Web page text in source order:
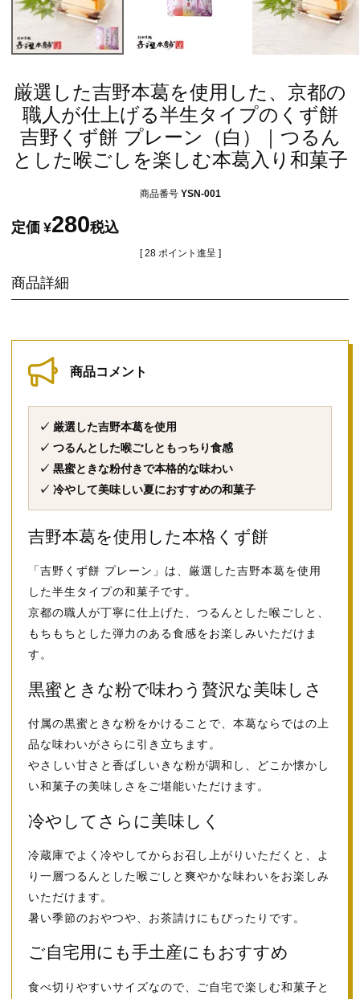
厳選した吉野本葛を使用した、京都の
職人が仕上げる半生タイプのくず餅
吉野くず餅 プレーン（白）｜つるん
とした喉ごしを楽しむ本葛入り和菓子
商品番号 YSN-001
定価 ¥280税込
[ 28 ポイント進呈 ]
商品詳細
商品コメント
✓ 厳選した吉野本葛を使用
✓ つるんとした喉ごしともっちり食感
✓ 黒蜜ときな粉付きで本格的な味わい
✓ 冷やして美味しい夏におすすめの和菓子
吉野本葛を使用した本格くず餅
「吉野くず餅 プレーン」は、厳選した吉野本葛を使用
した半生タイプの和菓子です。
京都の職人が丁寧に仕上げた、つるんとした喉ごしと、
もちもちとした弾力のある食感をお楽しみいただけま
す。
黒蜜ときな粉で味わう贅沢な美味しさ
付属の黒蜜ときな粉をかけることで、本葛ならではの上
品な味わいがさらに引き立ちます。
やさしい甘さと香ばしいきな粉が調和し、どこか懐かし
い和菓子の美味しさをご堪能いただけます。
冷やしてさらに美味しく
冷蔵庫でよく冷やしてからお召し上がりいただくと、よ
り一層つるんとした喉ごしと爽やかな味わいをお楽しみ
いただけます。
暑い季節のおやつや、お茶請けにもぴったりです。
ご自宅用にも手土産にもおすすめ
食べ切りやすいサイズなので、ご自宅で楽しむ和菓子と